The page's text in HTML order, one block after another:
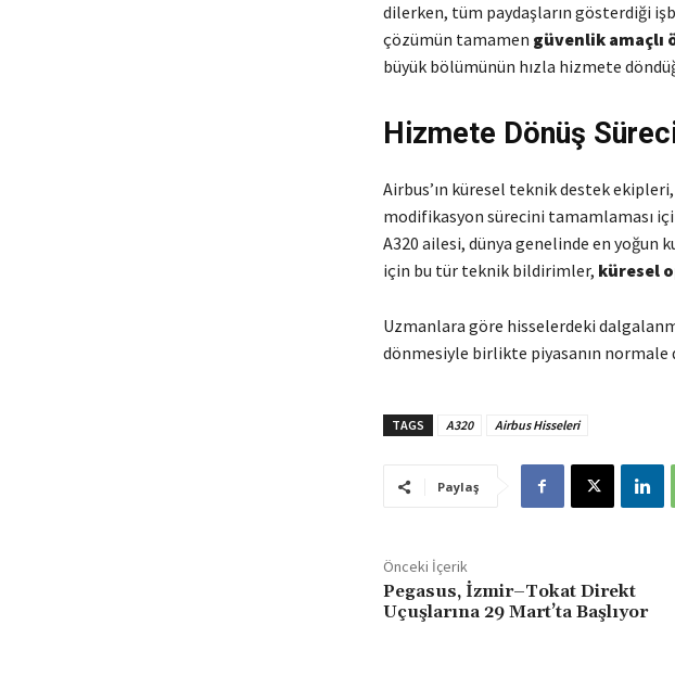
dilerken, tüm paydaşların gösterdiği
çözümün tamamen güvenlik amaçlı
büyük bölümünün hızla hizmete
Hizmete Dönüş
Airbus’ın küresel teknik destek ekipleri,
modifikasyon sürecini tamamlaması
A320 ailesi, dünya genelinde en
için bu tür teknik bildirimler, küresel
Uzmanlara göre hisselerdeki
dönmesiyle birlikte piyasanın
TAGS A320 Airbus Hisseleri
Paylaş
Önceki İçerik
Pegasus, İzmir–Tokat Direkt
Uçuşlarına 29 Mart’ta Başlıyor